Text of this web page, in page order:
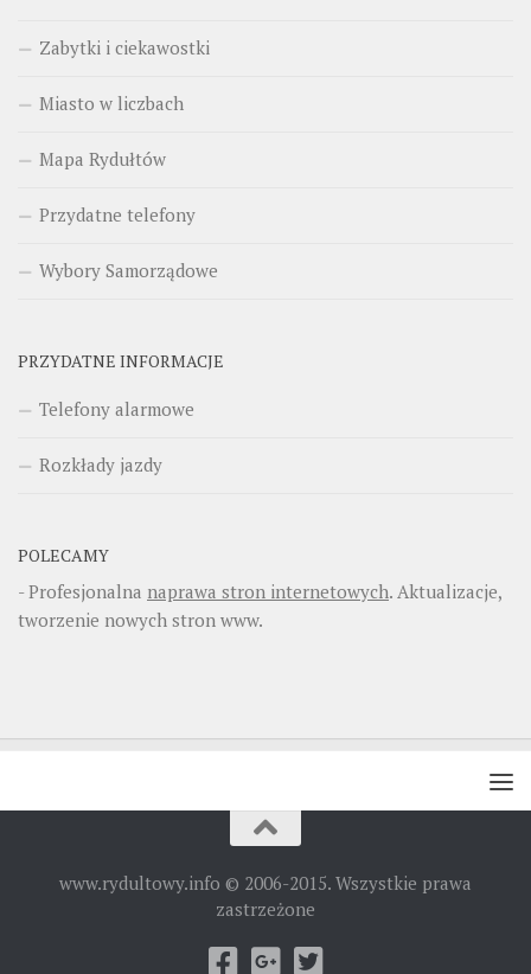
Zabytki i ciekawostki
Miasto w liczbach
Mapa Rydułtów
Przydatne telefony
Wybory Samorządowe
PRZYDATNE INFORMACJE
Telefony alarmowe
Rozkłady jazdy
POLECAMY
- Profesjonalna naprawa stron internetowych. Aktualizacje,
tworzenie nowych stron www.
www.rydultowy.info © 2006-2015. Wszystkie prawa
zastrzeżone